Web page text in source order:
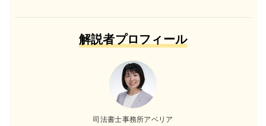
解説者プロフィール
司法書士事務所アベリア